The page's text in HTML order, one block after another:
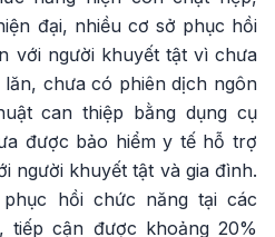
đại, nhiều cơ sở phục hồi
với người khuyết tật vì chưa
chưa có phiên dịch ngôn
can thiệp bằng dụng cụ
được bảo hiểm y tế hỗ trợ
người khuyết tật và gia đình.
hồi chức năng tại các
tiếp cận được khoảng 20%